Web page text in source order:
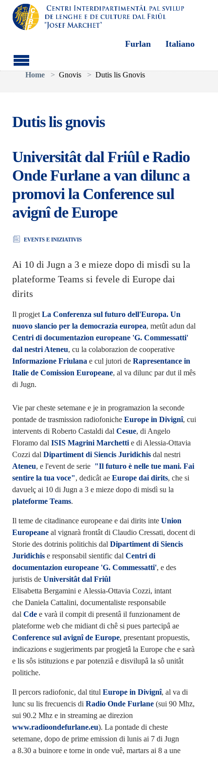
Aller au contenu principal
Furlan Italiano
Vous êtes ici:
Home
Gnovis Dutis lis Gnovis
Dutis lis gnovis
Universitât dal Friûl e Radio
Onde Furlane a van dilunc a
promovi la Conference sul
avignî de Europe
EVENTS E INIZIATIVIS
Ai 10 di Jugn a 3 e mieze dopo di misdì su la
plateforme Teams si fevele di Europe dai
dirits
Il progjet La Conferenza sul futuro dell'Europa. Un
nuovo slancio per la democrazia europea, metût adun dal
Centri di documentazion europeane 'G. Commessatti'
dal nestri Ateneu, cu la colaborazion de cooperative
Informazione Friulana e cul jutori de Rapresentance in
Italie de Comission Europeane, al va dilunc par dut il mês
di Jugn.
Vie par cheste setemane e je in programazion la seconde
pontade de trasmission radiofoniche Europe in Divignî, cui
intervents di Roberto Castaldi dal Cesue, di Angelo
Floramo dal ISIS Magrini Marchettie di Alessia-Ottavia
Cozzi dal Dipartiment di Siencis Juridichisdal nestri
Ateneu, e l'event de serie "Il futuro è nelle tue mani. Fai
sentire la tua voce", dedicât ae Europe dai dirits, che si
davuelç ai 10 di Jugn a 3 e mieze dopo di misdì su la
plateforme Teams.
Il teme de citadinance europeane e dai dirits inte Union
Europeaneal vignarà frontât di Claudio Cressati, docent di
Storie des dotrinis politichis dal Dipartiment di Siencis
Juridichise responsabil sientific dal Centri di
documentazion europeane 'G. Commessatti', e des
juristis de Universitât dal Friûl
Elisabetta Bergamini e Alessia-Ottavia Cozzi, intant
che Daniela Cattalini, documentaliste responsabile
dal Cdee varà il compit di presentâ il funzionament de
plateforme web che midiant di chê si pues partecipâ ae
Conference sul avignî de Europe, presentant propuestis,
indicazions e sugjeriments par progjetâ la Europe che e sarà
e lis sôs istituzions e par potenziâ e disvilupâ la sô unitât
politiche.
Il percors radiofonic, dal titul Europe in Divignî, al va di
lunc su lis frecuencis di Radio Onde Furlane(sui 90 Mhz,
sui 90.2 Mhz e in streaming ae direzion
www.radioondefurlane.eu). La pontade di cheste
setemane, dopo de prime emission di lunis ai 7 di Jugn
a 8.30 a buinore e torne in onde vuê, martars ai 8 a une